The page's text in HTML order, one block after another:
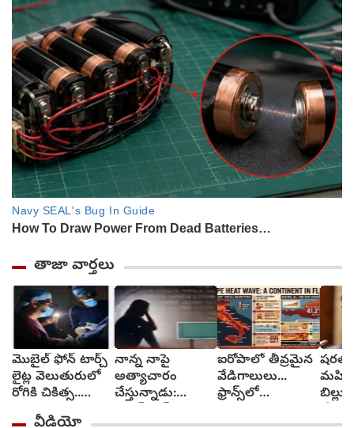
తాజా వార్తలు
మొబైల్ ఫోన్ టార్చ్
లైట్ల వెలుతురులో
రోగికి చికిత్స..
ఎక్కడ?
నాన్న నాపై
అత్యాచారం
చేస్తున్నాడు:
ఐరోపాలో తీవ్రమైన
వేడిగాలులు...
ఫ్రాన్స్‌లో
మహిళా
వీడియో